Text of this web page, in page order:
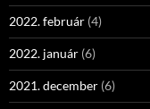
2022. február (4)
2022. január (6)
2021. december (6)